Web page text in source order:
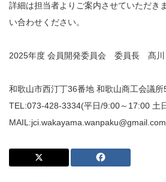
詳細は担当者よりご案内させていただき
い合わせください。
2025年度 会員開発委員会 委員長 髙川
和歌山市西汀丁36番地 和歌山商工会議所
TEL:073-428-3334(平日/9:00～17:00 土
MAIL:jci.wakayama.wanpaku@gmail.com